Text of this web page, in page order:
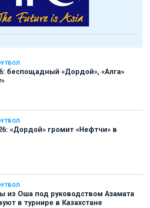
беспощадный «Дордой», «Алга»
«Дордой» громит «Нефтчи» в
из Оша под руководством Азамата
в турнире в Казахстане